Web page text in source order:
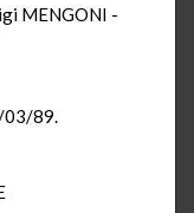
MENGONI -
03/89.